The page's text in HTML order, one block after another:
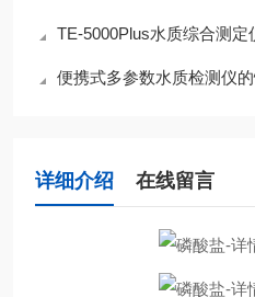
TE-5000Plus水质综合测定仪
便携式多参数水质检测仪
详细介绍 在线留言